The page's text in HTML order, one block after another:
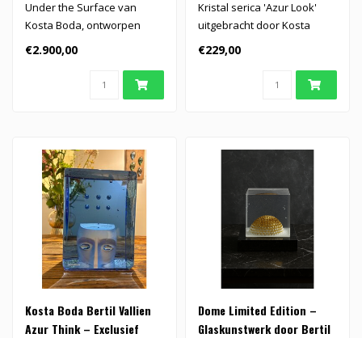
Under the Surface van
Kosta Boda, ontworpen
door Bertil Vallien, is een
betovere..
€2.900,00
kunstobject
Kristal serica 'Azur Look'
uitgebracht door Kosta
Boda.
€229,00
Kosta Boda Bertil Vallien
Azur Think – Exclusief
Dome Limited Edition –
Glaskunstwerk door Bertil